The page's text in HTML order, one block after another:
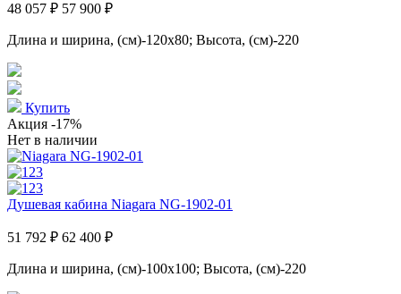
48 057 ₽ 57 900 ₽
Длина и ширина, (см)-120x80; Высота, (см)-220
Купить
Акция -17%
Нет в наличии
Душевая кабина Niagara NG-1902-01
51 792 ₽ 62 400 ₽
Длина и ширина, (см)-100x100; Высота, (см)-220